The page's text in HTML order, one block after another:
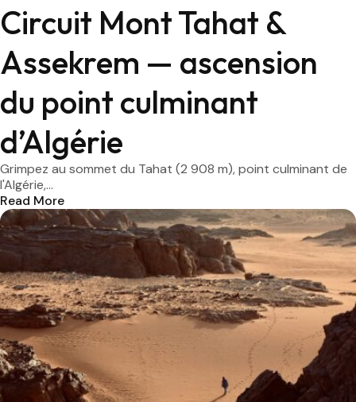
Circuit Mont Tahat &
Assekrem — ascension
du point culminant
d’Algérie
Grimpez au sommet du Tahat (2 908 m), point culminant de
l'Algérie,...
Read More